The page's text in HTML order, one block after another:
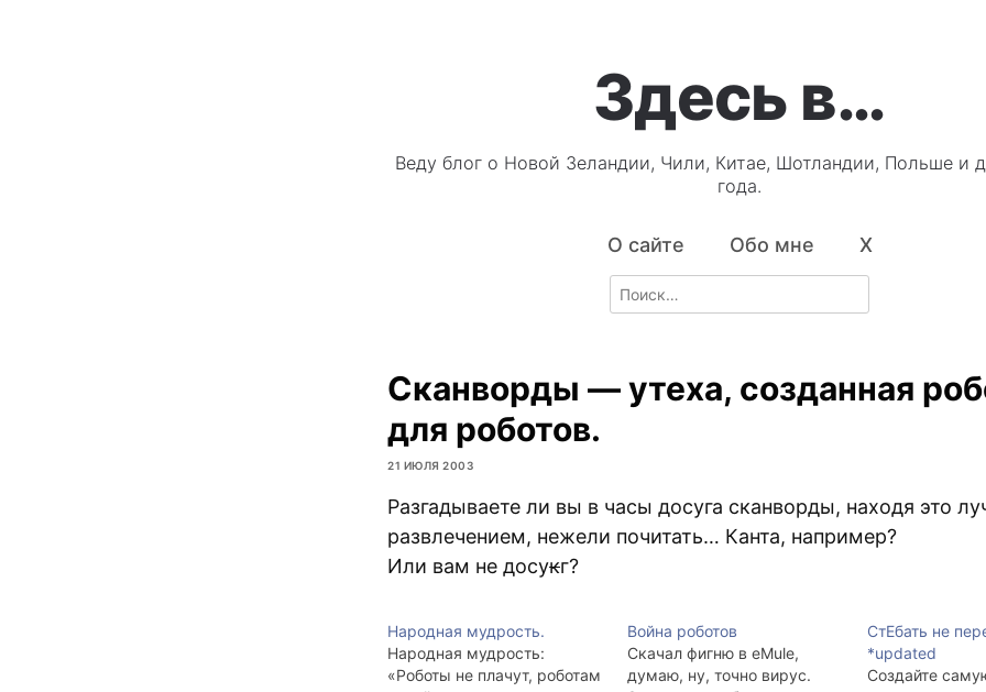
Здесь в…
Веду блог о Новой Зеландии, Чили, Китае, Шотландии, Польше и
года.
О сайте Обо мне X
Search
for:
Сканворды — утеха, созданная
для роботов.
21 ИЮЛЯ 2003
Разгадываете ли вы в часы досуга сканворды, находя это
развлечением, нежели почитать… Канта, например?
Или вам не досукг?
Народная мудрость.
Народная мудрость:
«Роботы не плачут, роботам
Война роботов
Скачал фигню в eMule,
думаю, ну, точно вирус.
СтЕбать не
*updated
Создайте